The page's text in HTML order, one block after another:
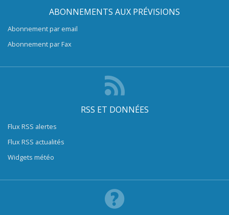
ABONNEMENTS AUX PRÉVISIONS
Abonnement par email
Abonnement par Fax
RSS ET DONNÉES
Flux RSS alertes
Flux RSS actualités
Widgets météo